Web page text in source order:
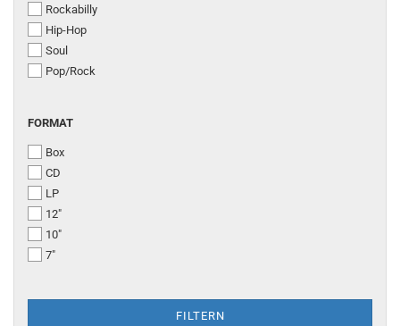
Rockabilly
Hip-Hop
Soul
Pop/Rock
FORMAT
FORMAT
Box
CD
LP
12"
10"
7"
FILTERN